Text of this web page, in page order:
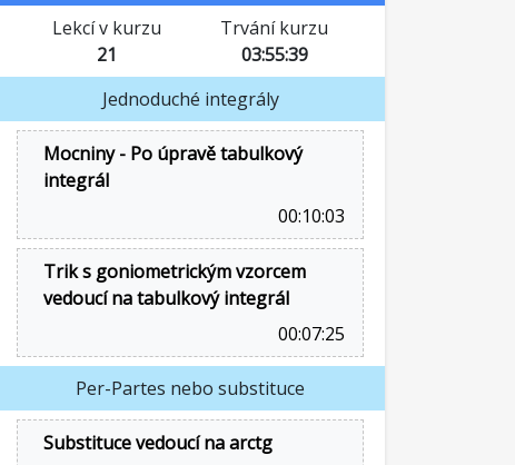
Lekcí v kurzu
21
Trvání kurzu
03:55:39
Jednoduché integrály
Mocniny - Po úpravě tabulkový
integrál
00:10:03
Trik s goniometrickým vzorcem
vedoucí na tabulkový integrál
00:07:25
Per-Partes nebo substituce
Substituce vedoucí na arctg